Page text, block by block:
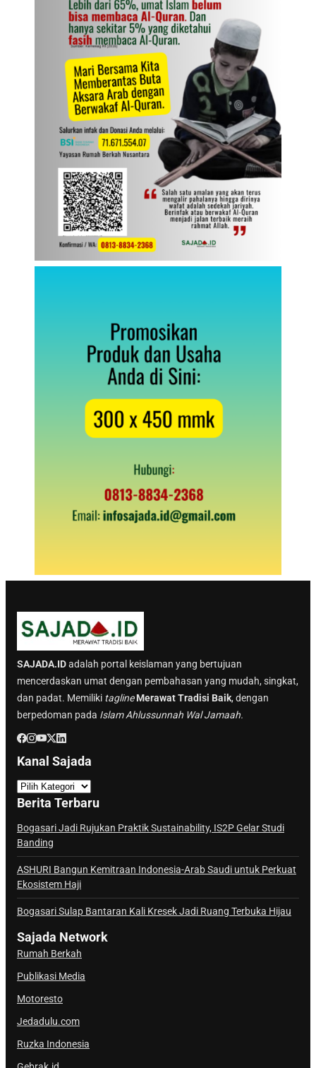
SAJADA.IDadalah portal keislaman yang bertujuan
mencerdaskan umat dengan pembahasan yang mudah, singkat,
dan padat. Memiliki tagline Merawat Tradisi Baik, dengan
berpedoman pada Islam Ahlussunnah Wal Jamaah.
Kanal Sajada
a
n
a
l
a
j
a
Berita Terbaru
Bogasari Jadi Rujukan Praktik Sustainability, IS2P Gelar Studi
Banding
ASHURI Bangun Kemitraan Indonesia-Arab Saudi untuk Perkuat
Ekosistem Haji
Bogasari Sulap Bantaran Kali Kresek Jadi Ruang Terbuka Hijau
Sajada Network
Rumah Berkah
Publikasi Media
Motoresto
Jedadulu.com
Ruzka Indonesia